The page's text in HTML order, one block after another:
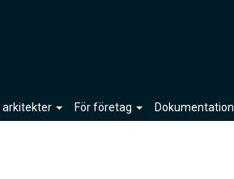
arkitekter För företag Dokumentation